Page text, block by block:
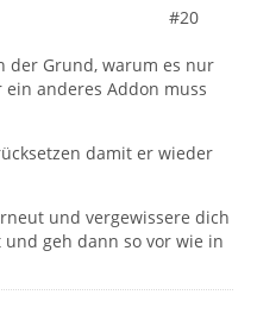
#20
der Grund, warum es nur
anderes Addon muss
damit er wieder
und vergewissere dich
geh dann so vor wie in